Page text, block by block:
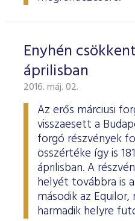
Enyhén
áprilisban
2016. máj. 02.
Az erős márciusi
visszaesett a
forgó részvények
összértéke így is
áprilisban. A
helyét továbbra is
második az
harmadik helyre